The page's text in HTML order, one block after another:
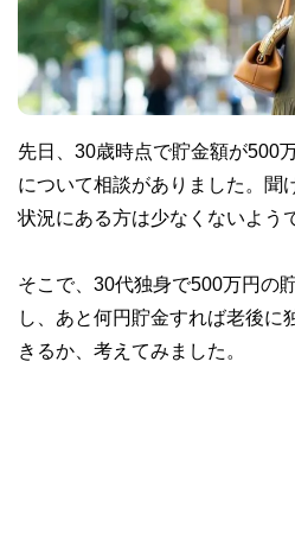
先日、30歳時点で貯金額が500
について相談がありました。聞
状況にある方は少なくないよう
そこで、30代独身で500万円の
し、あと何円貯金すれば老後に
きるか、考えてみました。